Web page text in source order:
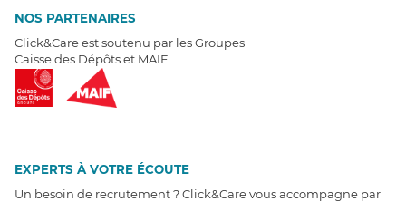
NOS PARTENAIRES
Click&Care est soutenu par les Groupes
Caisse des Dépôts et MAIF.
EXPERTS À VOTRE ÉCOUTE
Un besoin de recrutement ? Click&Care vous accompagne par